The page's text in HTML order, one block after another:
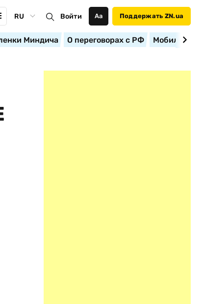
RU Войти Аа Поддержать ZN.ua
Миндича О переговорах с РФ